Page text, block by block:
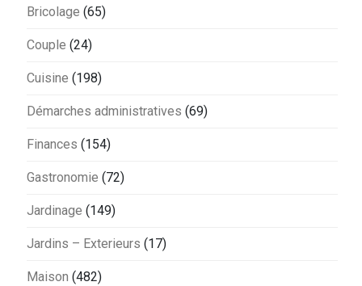
Bricolage (65)
Couple (24)
Cuisine (198)
Démarches administratives (69)
Finances (154)
Gastronomie (72)
Jardinage (149)
Jardins – Exterieurs (17)
Maison (482)